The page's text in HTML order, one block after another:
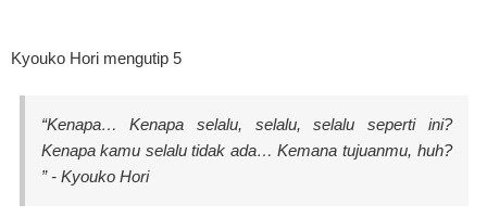
Kyouko Hori mengutip 5
“Kenapa… Kenapa selalu, selalu, selalu seperti ini?
Kenapa kamu selalu tidak ada… Kemana tujuanmu, huh?
” - Kyouko Hori